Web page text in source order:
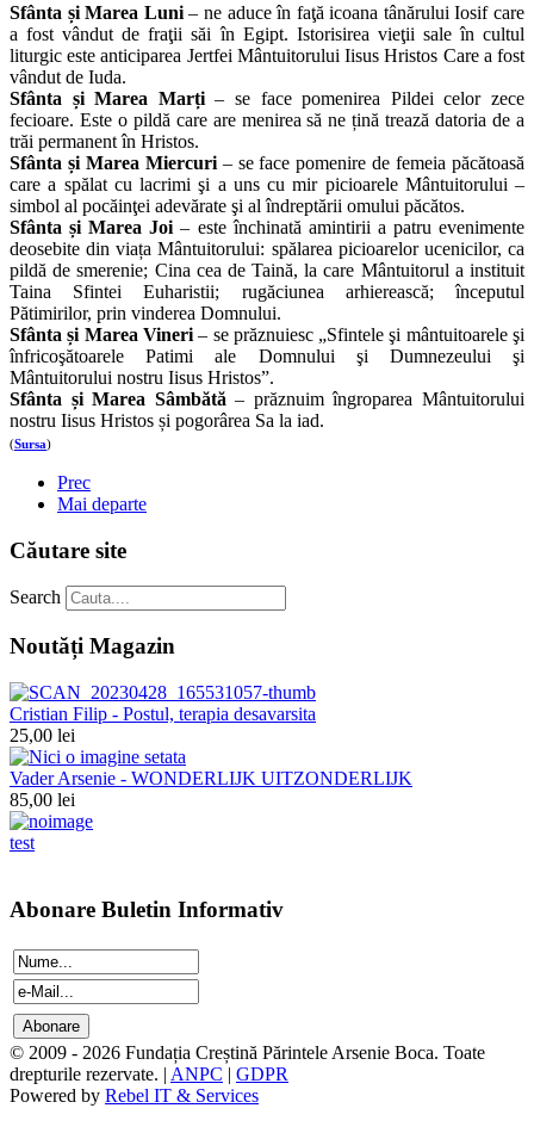
Sfânta și Marea Luni– ne aduce în faţă icoana tânărului Iosif care
a fost vândut de fraţii săi în Egipt. Istorisirea vieţii sale în cultul
liturgic este anticiparea Jertfei Mântuitorului Iisus Hristos Care a fost
vândut de Iuda.
Sfânta și Marea Marți– se face pomenirea Pildei celor zece
fecioare. Este o pildă care are menirea să ne țină trează datoria de a
trăi permanent în Hristos.
Sfânta și Marea Miercuri– se face pomenire de femeia păcătoasă
care a spălat cu lacrimi şi a uns cu mir picioarele Mântuitorului –
simbol al pocăinţei adevărate şi al îndreptării omului păcătos.
Sfânta și Marea Joi – este închinată amintirii a patru evenimente
deosebite din viața Mântuitorului: spălarea picioarelor ucenicilor, ca
pildă de smerenie; Cina cea de Taină, la care Mântuitorul a instituit
Taina Sfintei Euharistii; rugăciunea arhierească; începutul
Pătimirilor, prin vinderea Domnului.
Sfânta și Marea Vineri– se prăznuiesc „Sfintele şi mântuitoarele şi
înfricoşătoarele Patimi ale Domnului şi Dumnezeului şi
Mântuitorului nostru Iisus Hristos”.
Sfânta și Marea Sâmbătă – prăznuim îngroparea Mântuitorului
nostru Iisus Hristos și pogorârea Sa la iad.
(Sursa)
Prec
Mai departe
Căutare site
Search
Noutăți Magazin
Cristian Filip - Postul, terapia desavarsita
25,00 lei
Vader Arsenie - WONDERLIJK UITZONDERLIJK
85,00 lei
test
Abonare Buletin Informativ
© 2009 - 2026 Fundația Creștină Părintele Arsenie Boca. Toate
drepturile rezervate. | ANPC | GDPR
Powered by Rebel IT & Services